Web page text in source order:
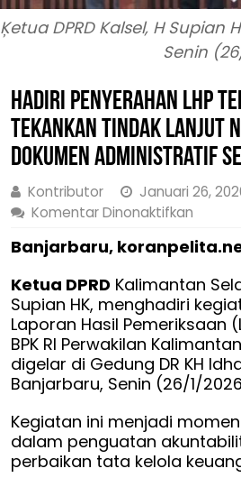
Ķetua DPRD Kalsel, H Supian
Senin
Hadiri Penyerahan LHP
Tekankan Tindak Lanjut
Dokumen Administratif
Kontributor Januari 26,
Komentar Dinonaktifkanpada
BPK
RI,
Ketua
DPRD
Kalsel
Tindak
Lanjut
Banjarbaru,
Ketua DPRD Kalimantan
Supian HK, menghadiri
Laporan Hasil Pemeriksaan
BPK RI Perwakilan
digelar di Gedung DR KH
Banjarbaru, Senin (26/1/
Kegiatan ini menjadi
dalam penguatan
perbaikan tata kelola